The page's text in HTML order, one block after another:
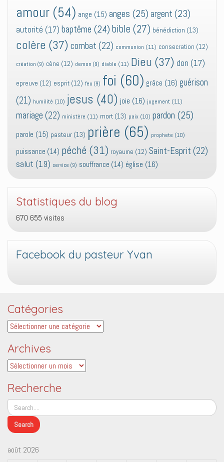
amour (54) ange (15) anges (25) argent (23)
autorité (17) baptême (24) bible (27) bénédiction (13)
colère (37) combat (22) communion (11) consecration (12)
création (9) cène (12) demon (9) diable (11) Dieu (37) don (17)
epreuve (12) esprit (12) feu (9) foi (60) grâce (16) guérison
(21) humilité (10) jesus (40) joie (16) jugement (11)
mariage (22) ministère (11) mort (13) paix (10) pardon (25)
parole (15) pasteur (13) prière (65) prophete (10)
puissance (14) péché (31) royaume (12) Saint-Esprit (22)
salut (19) service (9) souffrance (14) église (16)
Statistiques du blog
670 655 visites
Facebook du pasteur Yvan
Catégories
Catégories
Archives
Archives
Recherche
août 2026